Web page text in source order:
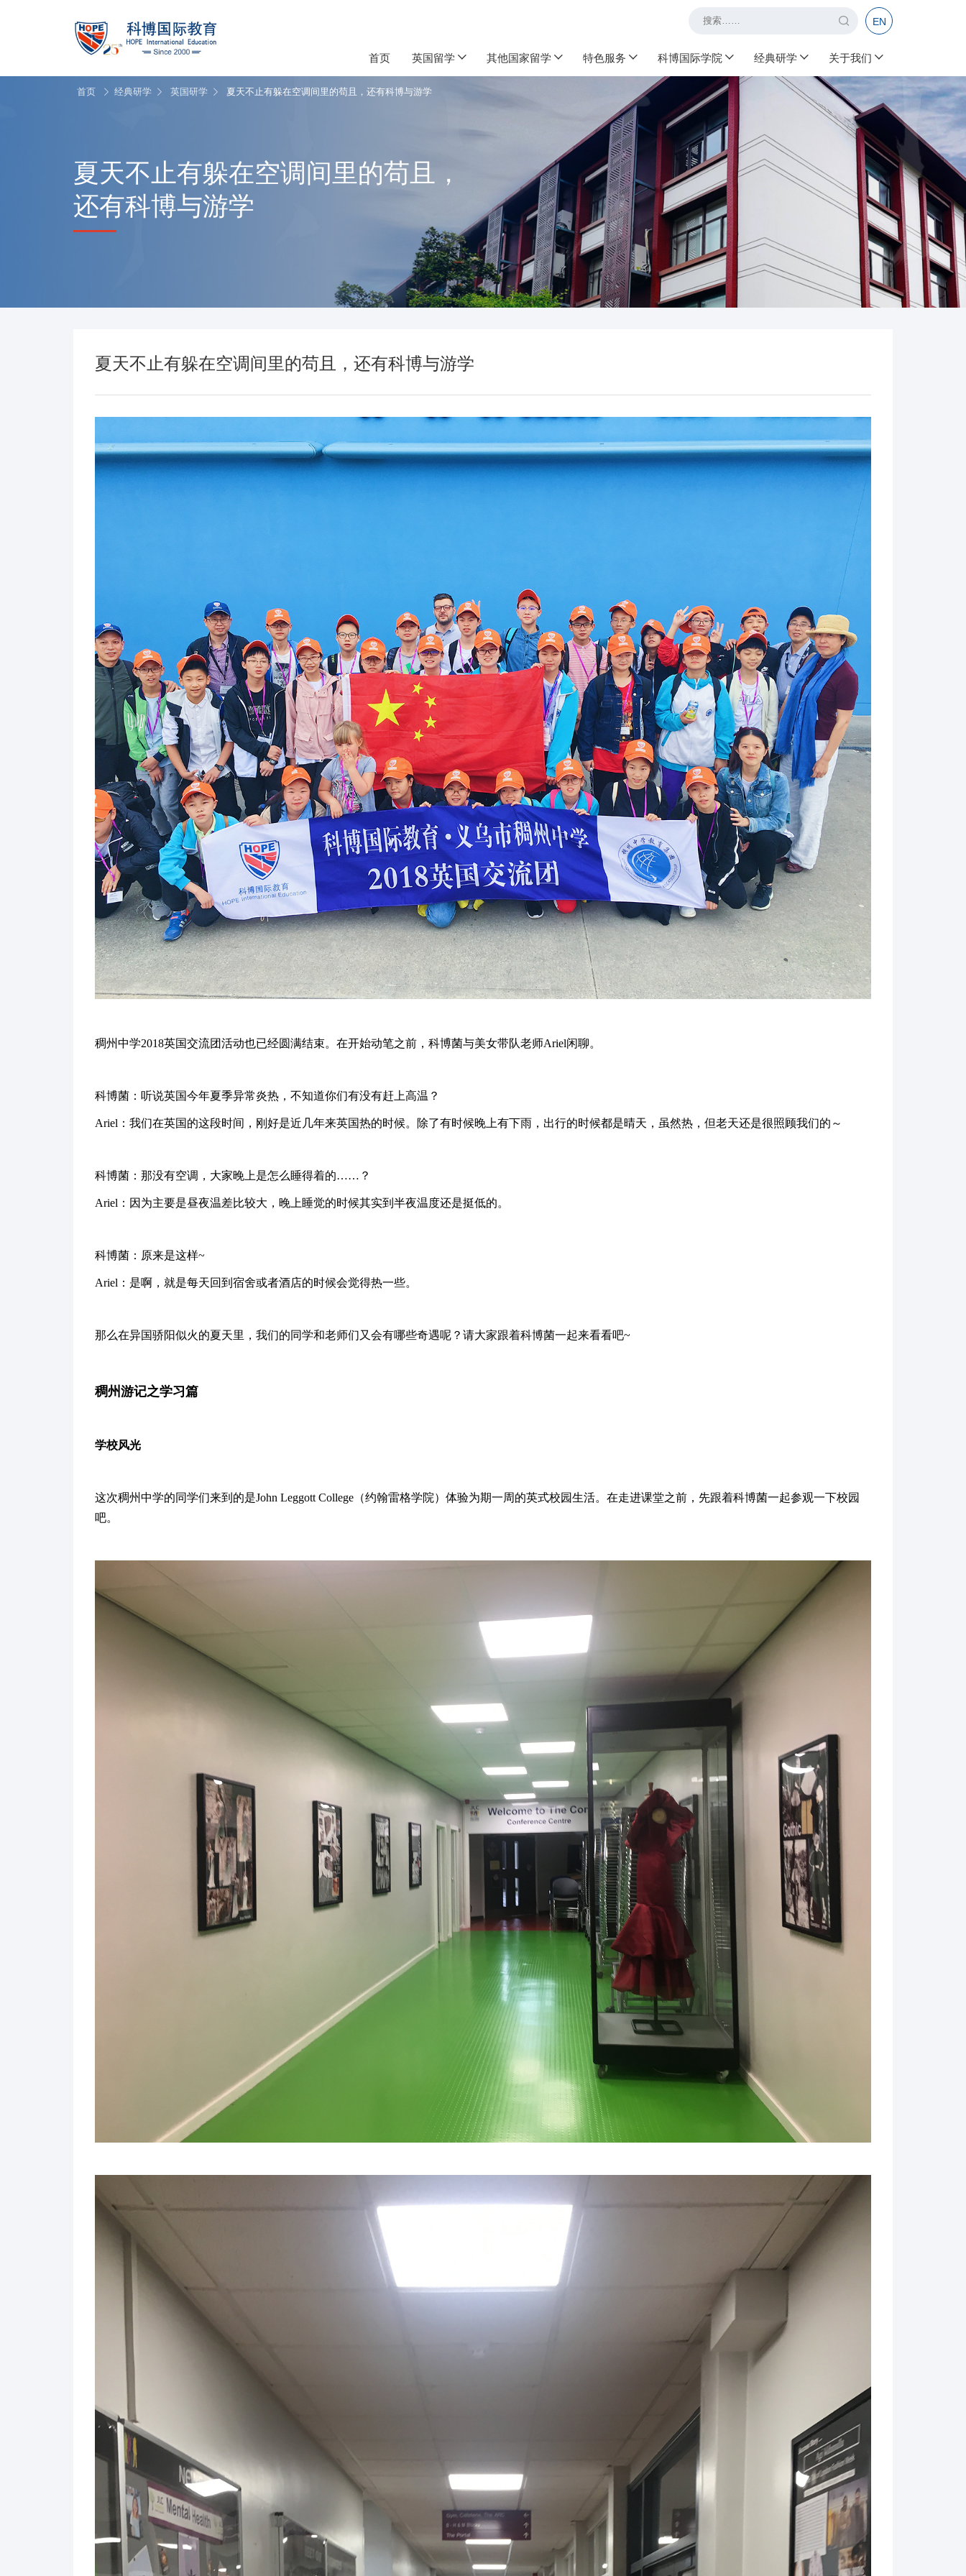
EN
首页 英国留学 其他国家留学 特色服务 科博国际学院 经典研学 关于我们
首页 经典研学 英国研学 夏天不止有躲在空调间里的苟且，还有科博与游学
夏天不止有躲在空调间里的苟且，
还有科博与游学
夏天不止有躲在空调间里的苟且，还有科博与游学
稠州中学2018英国交流团活动也已经圆满结束。在开始动笔之前，科博菌与美女带队老师Ariel闲聊。
科博菌：听说英国今年夏季异常炎热，不知道你们有没有赶上高温？
Ariel：我们在英国的这段时间，刚好是近几年来英国热的时候。除了有时候晚上有下雨，出行的时候都是晴天，虽然热，但老天还是很照顾我们的～
科博菌：那没有空调，大家晚上是怎么睡得着的……？
Ariel：因为主要是昼夜温差比较大，晚上睡觉的时候其实到半夜温度还是挺低的。
科博菌：原来是这样~
Ariel：是啊，就是每天回到宿舍或者酒店的时候会觉得热一些。
那么在异国骄阳似火的夏天里，我们的同学和老师们又会有哪些奇遇呢？请大家跟着科博菌一起来看看吧~
稠州游记之学习篇
学校风光
这次稠州中学的同学们来到的是John Leggott College（约翰雷格学院）体验为期一周的英式校园生活。在走进课堂之前，先跟着科博菌一起参观一下校园
吧。